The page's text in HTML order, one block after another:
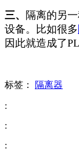
三、 隔离的另
设备。比如很多
因此就造成了
标签： 隔离器
:
:
: